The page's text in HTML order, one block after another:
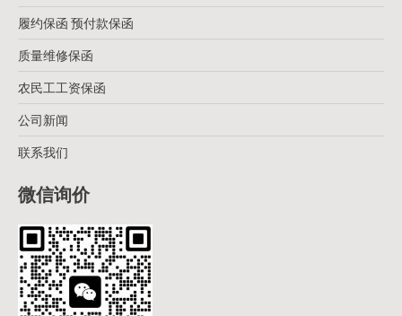
履约保函 预付款保函
质量维修保函
农民工工资保函
公司新闻
联系我们
微信询价